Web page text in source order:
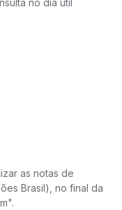
no dia útil
as notas de
Brasil), no final da